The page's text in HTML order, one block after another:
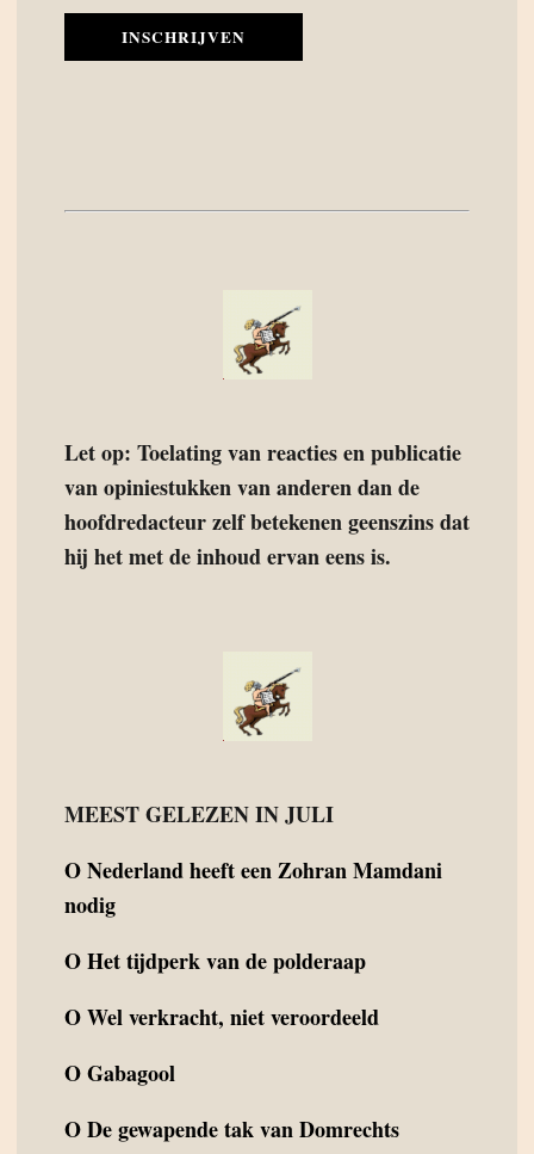
INSCHRIJVEN
Let op: Toelating van reacties en publicatie
van opiniestukken van anderen dan de
hoofdredacteur zelf betekenen geenszins dat
hij het met de inhoud ervan eens is.
MEEST GELEZEN IN JULI
ONederland heeft een Zohran Mamdani
nodig
OHet tijdperk van de polderaap
OWel verkracht, niet veroordeeld
OGabagool
ODe gewapende tak van Domrechts